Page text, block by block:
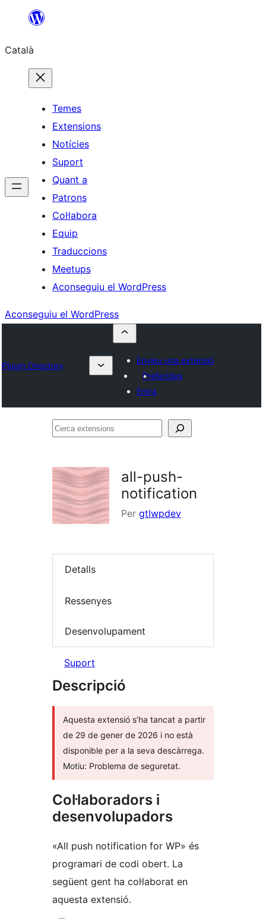
contingut
Català
Temes
Extensions
Notícies
Suport
Quant a
Patrons
Col·labora
Equip
Traduccions
Meetups
Aconseguiu el WordPress
Aconseguiu el WordPress
Plugin Directory
Envieu una extensió
Preferides
Entra
Cerca
all-push-
notification
Per gtlwpdev
Detalls
Ressenyes
Desenvolupament
Suport
Descripció
Aquesta extensió s’ha tancat a partir
de 29 de gener de 2026 i no està
disponible per a la seva descàrrega.
Motiu: Problema de seguretat.
Col·laboradors i
desenvolupadors
«All push notification for WP» és
programari de codi obert. La
següent gent ha col·laborat en
aquesta extensió.